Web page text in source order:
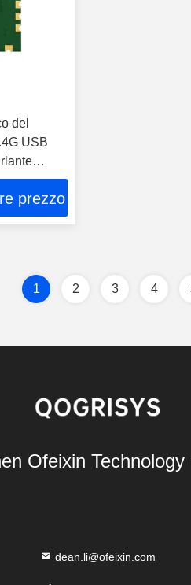
del
USB
prezzo
1 2 3 4
Ofeixin Technology
dean.li@ofeixin.com